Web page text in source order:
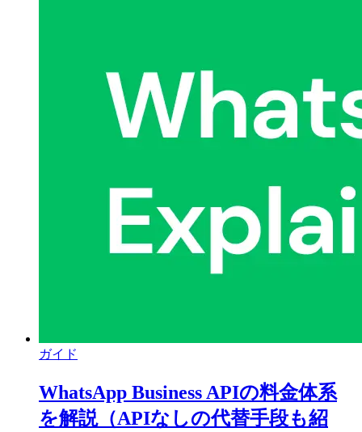
ガイド
WhatsApp Business APIの料金体系
を解説（APIなしの代替手段も紹